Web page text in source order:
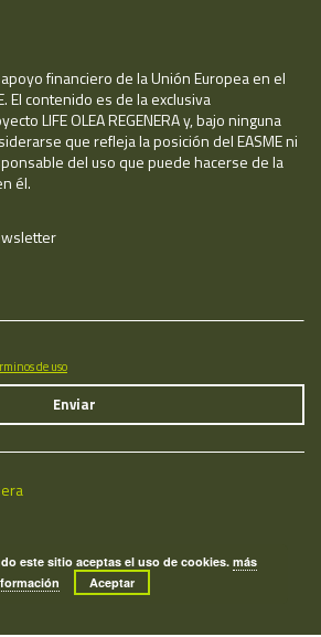
financiero de la Unión Europea en el
El contenido es de la exclusiva
LIFE OLEA REGENERA y, bajo ninguna
que refleja la posición del EASME ni
del uso que puede hacerse de la
él.
de uso
07/08/2026
este sitio aceptas el uso de cookies.más
Aceptar